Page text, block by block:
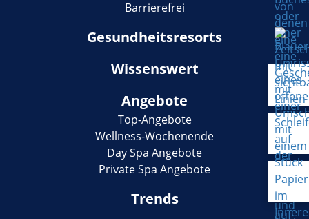
Barrierefrei
Gesundheitsresorts
Wissenswert
Angebote
Top-Angebote
Wellness-Wochenende
Day Spa Angebote
Private Spa Angebote
Trends